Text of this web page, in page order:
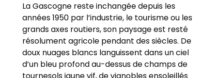
La Gascogne reste inchangée depuis les
années 1950 par l’industrie, le tourisme ou les
grands axes routiers, son paysage est resté
résolument agricole pendant des siècles. De
doux nuages ​​blancs languissent dans un ciel
d’un bleu profond au-dessus de champs de